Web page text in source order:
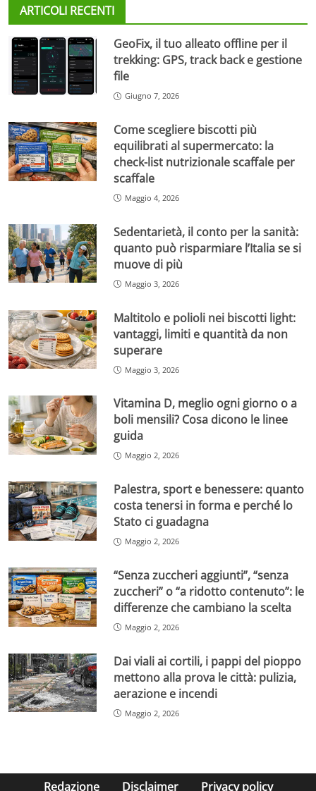
ARTICOLI RECENTI
GeoFix, il tuo alleato offline per il
trekking: GPS, track back e gestione
file
Giugno 7, 2026
Come scegliere biscotti più
equilibrati al supermercato: la
check-list nutrizionale scaffale per
scaffale
Maggio 4, 2026
Sedentarietà, il conto per la sanità:
quanto può risparmiare l’Italia se si
muove di più
Maggio 3, 2026
Maltitolo e polioli nei biscotti light:
vantaggi, limiti e quantità da non
superare
Maggio 3, 2026
Vitamina D, meglio ogni giorno o a
boli mensili? Cosa dicono le linee
guida
Maggio 2, 2026
Palestra, sport e benessere: quanto
costa tenersi in forma e perché lo
Stato ci guadagna
Maggio 2, 2026
“Senza zuccheri aggiunti”, “senza
zuccheri” o “a ridotto contenuto”: le
differenze che cambiano la scelta
Maggio 2, 2026
Dai viali ai cortili, i pappi del pioppo
mettono alla prova le città: pulizia,
aerazione e incendi
Maggio 2, 2026
Redazione Disclaimer Privacy policy